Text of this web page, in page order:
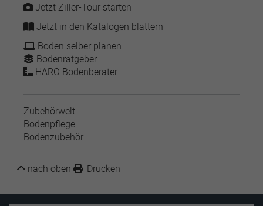
Name lastExternalReferrer
Anbieter Meta Platforms
Zweck
Jetzt Ziller-Tour starten
Jetzt in den Katalogen blättern
Boden selber planen
Bodenratgeber
HARO Bodenberater
Zubehörwelt
Bodenpflege
Bodenzubehör
nach oben Drucken